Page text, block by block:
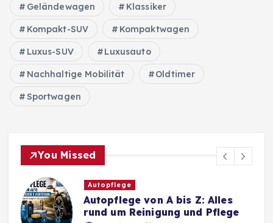
Geländewagen Klassiker
Kompakt-SUV Kompaktwagen
Luxus-SUV Luxusauto
Nachhaltige Mobilität Oldtimer
Sportwagen
You Missed
Autopflege
Autopflege von A bis Z: Alles
rund um Reinigung und Pflege